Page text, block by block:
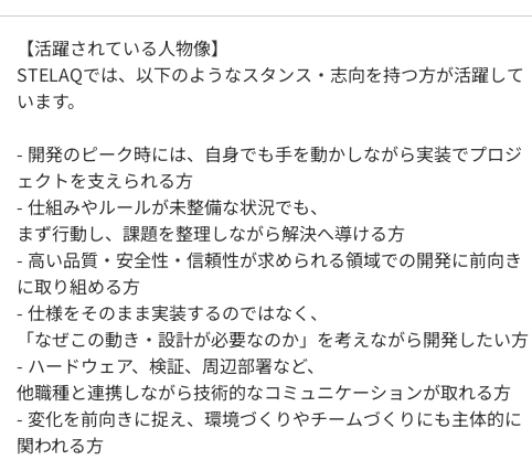
【活躍されている人物像】
STELAQでは、以下のようなスタンス・志向を持つ方が活躍して
います。
- 開発のピーク時には、自身でも手を動かしながら実装でプロジ
ェクトを支えられる方
- 仕組みやルールが未整備な状況でも、
まず行動し、課題を整理しながら解決へ導ける方
- 高い品質・安全性・信頼性が求められる領域での開発に前向き
に取り組める方
- 仕様をそのまま実装するのではなく、
「なぜこの動き・設計が必要なのか」を考えながら開発したい方
- ハードウェア、検証、周辺部署など、
他職種と連携しながら技術的なコミュニケーションが取れる方
- 変化を前向きに捉え、環境づくりやチームづくりにも主体的に
関われる方